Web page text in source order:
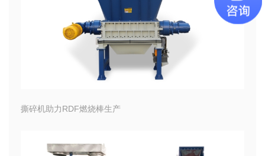
撕碎机助力RDF燃烧棒生产